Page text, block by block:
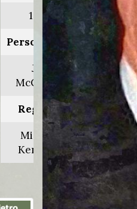
1996
Personaggio:
Joe
McCarthy
Regia di:
Michael
Kennedy